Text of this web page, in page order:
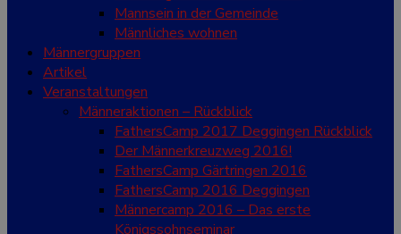
Mannsein in der Gemeinde
Männliches wohnen
Männergruppen
Artikel
Veranstaltungen
Männeraktionen – Rückblick
FathersCamp 2017 Deggingen Rückblick
Der Männerkreuzweg 2016!
FathersCamp Gärtringen 2016
FathersCamp 2016 Deggingen
Männercamp 2016 – Das erste
Königssohnseminar